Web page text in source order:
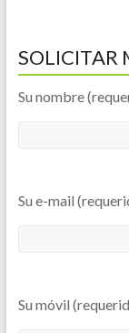
SOLICITAR
Su nombre
Su e-mail
Su móvil